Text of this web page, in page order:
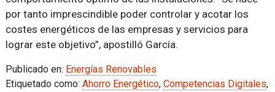
por tanto imprescindible poder controlar y acotar los
costes energéticos de las empresas y servicios para
lograr este objetivo”, apostilló García.
Publicado en: Energías Renovables
Etiquetado como: Ahorro Energético, Competencias Digitales,